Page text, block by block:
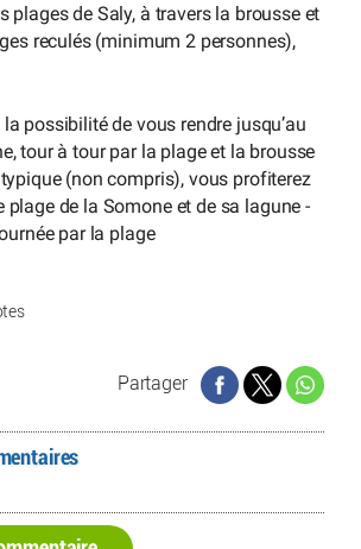
plages de Saly, à travers la brousse et
reculés (minimum 2 personnes),
possibilité de vous rendre jusqu’au
tour à tour par la plage et la brousse
(non compris), vous profiterez
de la Somone et de sa lagune -
par la plage
Partager